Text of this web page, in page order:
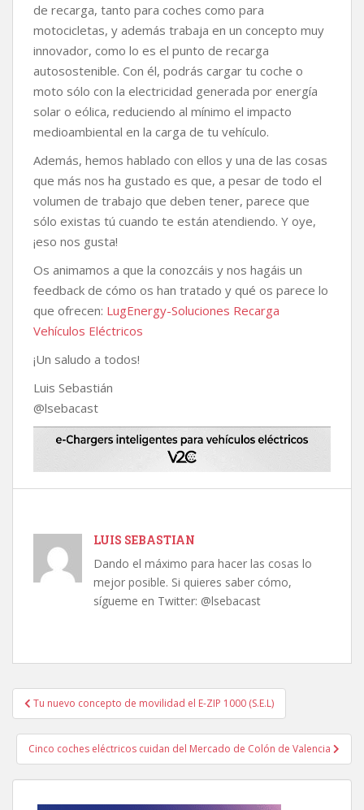
de recarga, tanto para coches como para
motocicletas, y además trabaja en un concepto muy
innovador, como lo es el punto de recarga
autosostenible. Con él, podrás cargar tu coche o
moto sólo con la electricidad generada por energía
solar o eólica, reduciendo al mínimo el impacto
medioambiental en la carga de tu vehículo.
Además, hemos hablado con ellos y una de las cosas
que más nos ha gustado es que, a pesar de todo el
volumen de trabajo que deben tener, parece que
sólo existas tú cuando te están atendiendo. Y oye,
¡eso nos gusta!
Os animamos a que la conozcáis y nos hagáis un
feedback de cómo os han tratado y qué os parece lo
que ofrecen: LugEnergy-Soluciones Recarga
Vehículos Eléctricos
¡Un saludo a todos!
Luis Sebastián
@lsebacast
LUIS SEBASTIAN
Dando el máximo para hacer las cosas lo
mejor posible. Si quieres saber cómo,
sígueme en Twitter: @lsebacast
Navegación
de
entradas
Tu nuevo concepto de movilidad el E-ZIP 1000 (S.E.L)
Cinco coches eléctricos cuidan del Mercado de Colón de Valencia